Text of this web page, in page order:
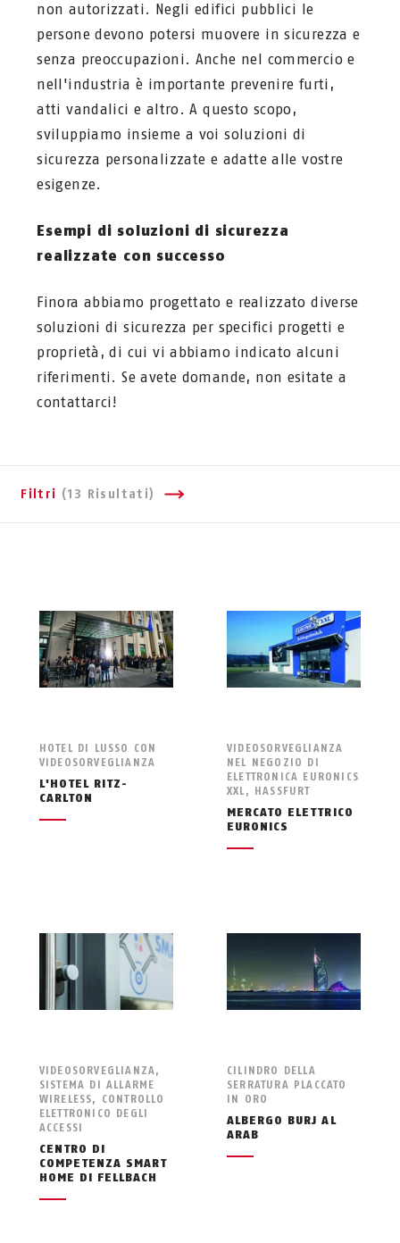
non autorizzati. Negli edifici pubblici le
persone devono potersi muovere in sicurezza e
senza preoccupazioni. Anche nel commercio e
nell'industria è importante prevenire furti,
atti vandalici e altro. A questo scopo,
sviluppiamo insieme a voi soluzioni di
sicurezza personalizzate e adatte alle vostre
esigenze.
Esempi di soluzioni di sicurezza
realizzate con successo
Finora abbiamo progettato e realizzato diverse
soluzioni di sicurezza per specifici progetti e
proprietà, di cui vi abbiamo indicato alcuni
riferimenti. Se avete domande, non esitate a
contattarci!
Filtri (13 Risultati)
HOTEL DI LUSSO CON
VIDEOSORVEGLIANZA
L'HOTEL RITZ-
CARLTON
VIDEOSORVEGLIANZA
NEL NEGOZIO DI
ELETTRONICA EURONICS
XXL, HASSFURT
MERCATO ELETTRICO
EURONICS
VIDEOSORVEGLIANZA,
SISTEMA DI ALLARME
WIRELESS, CONTROLLO
ELETTRONICO DEGLI
ACCESSI
CENTRO DI
COMPETENZA SMART
HOME DI FELLBACH
CILINDRO DELLA
SERRATURA PLACCATO
IN ORO
ALBERGO BURJ AL
ARAB